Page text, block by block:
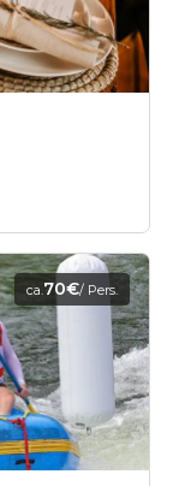
ca.70€/ Pers.